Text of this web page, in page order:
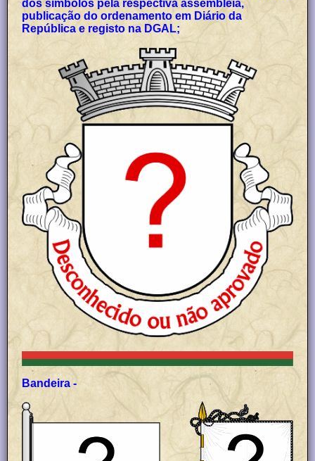
dos símbolos pela respectiva assembleia,
publicação do ordenamento em Diário da
República e registo na DGAL;
Bandeira -